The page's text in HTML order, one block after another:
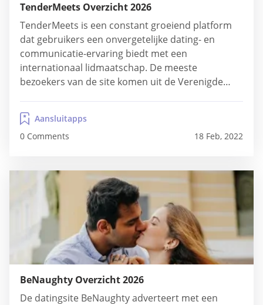
TenderMeets Overzicht 2026
TenderMeets is een constant groeiend platform
dat gebruikers een onvergetelijke dating- en
communicatie-ervaring biedt met een
internationaal lidmaatschap. De meeste
bezoekers van de site komen uit de Verenigde
geprobeerd een partner in het echte leven te
vinden, is het tijd om over te gaan naar de
virtuele, maar houd er rekening...
Aansluitapps
0 Comments
18 Feb, 2022
BeNaughty Overzicht 2026
De datingsite BeNaughty adverteert met een